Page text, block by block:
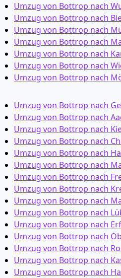
Umzug von Bottrop nach
Umzug von Bottrop nach
Umzug von Bottrop nach
Umzug von Bottrop nach
Umzug von Bottrop nach
Umzug von Bottrop nach
Umzug von Bottrop nach
Umzug von Bottrop nach
Umzug von Bottrop nach
Umzug von Bottrop nach
Umzug von Bottrop nach
Umzug von Bottrop nach
Umzug von Bottrop nach
Umzug von Bottrop nach
Umzug von Bottrop nach
Umzug von Bottrop nach
Umzug von Bottrop nach
Umzug von Bottrop nach
Umzug von Bottrop nach
Umzug von Bottrop nach
Umzug von Bottrop nach
Umzug von Bottrop nach